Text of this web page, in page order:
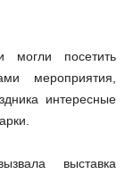
могли посетить
мероприятия,
интересные
выставка